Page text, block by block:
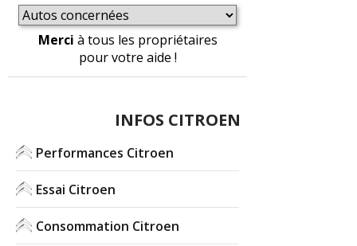
Merci à tous les propriétaires
pour votre aide !
INFOS CITROEN
Performances Citroen
Essai Citroen
Consommation Citroen